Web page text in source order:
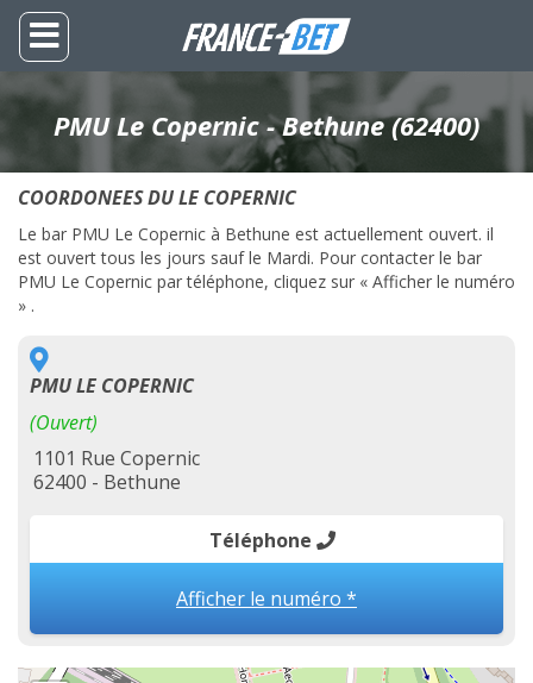
PMU Le Copernic - Bethune (62400)
COORDONEES DU LE COPERNIC
Le bar PMU Le Copernic à Bethune est actuellement ouvert. il
est ouvert tous les jours sauf le Mardi. Pour contacter le bar
PMU Le Copernic par téléphone, cliquez sur « Afficher le numéro
» .
PMU LE COPERNIC
(Ouvert)
1101 Rue Copernic
62400 - Bethune
Téléphone
Afficher le numéro *